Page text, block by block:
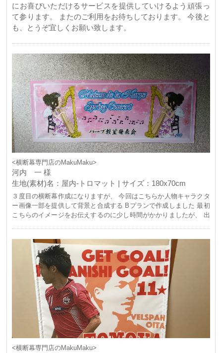
にお喜びいただけるサービスを提供していけるよう頑張っ
て参ります。 またのご利用をお待ちしております。 今後と
も、とうぞ宜しくお願い致します。
<横断幕専門店のMakuMaku>
河内 一 様
生地(素材)名：屋内-トロマット | サイズ：180x70cm
３度目の横断幕作成になりますが、 今回はこちらか人物キャラクタ
ー画像一部を提供して背景と合成する Bプランで作成しました 最初
こちらのイメージをお伝えするのに少し時間がかかりましたが、 出
<横断幕専門店のMakuMaku>